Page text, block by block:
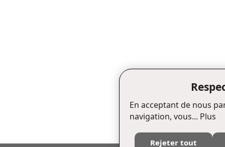
En acceptant de nous
navigation, vous... Plus
Rejeter tout